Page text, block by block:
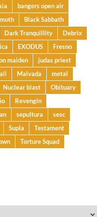
bangers open air
Black Sabbath
Dark Tranquillity
Debrix
EXODUS
Fresno
maiden
judas priest
Malvada
metal
Nuclear blast
Obituary
Revengin
sepultura
sesc
Supla
Testament
Torture Squad